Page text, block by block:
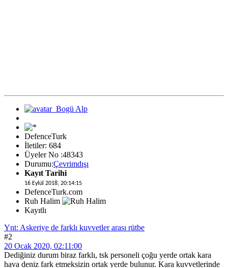
DefenceTurk
İletiler: 684
Üyeler No :48343
Durumu:Çevrimdışı
Kayıt Tarihi
16 Eylül 2018, 20:14:15
DefenceTurk.com
Ruh Halim
Kayıtlı
Ynt: Askeriye de farklı kuvvetler arası rütbe
#2
20 Ocak 2020, 02:11:00
Dediğiniz durum biraz farklı, tsk personeli çoğu yerde ortak kara
hava deniz fark etmeksizin ortak yerde bulunur. Kara kuvvetlerinde